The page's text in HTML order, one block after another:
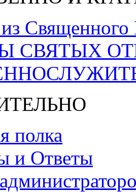
Священного
СВЯТЫХ
полка
и Ответы